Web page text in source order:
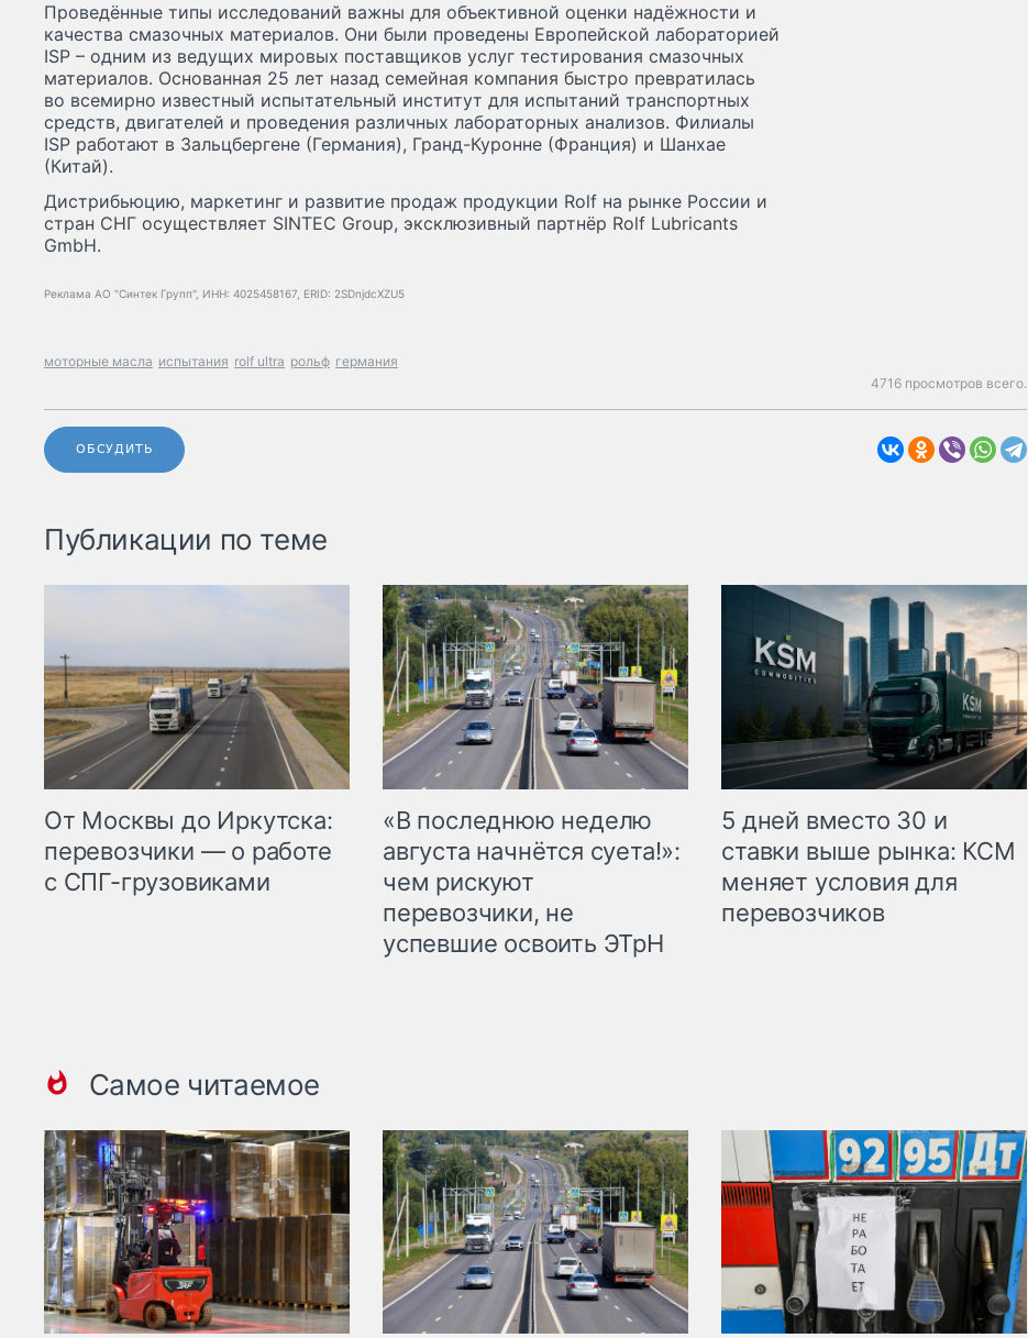
Проведённые типы исследований важны для объективной оценки надёжности и
качества смазочных материалов. Они были проведены Европейской лабораторией
ISP – одним из ведущих мировых поставщиков услуг тестирования смазочных
материалов. Основанная 25 лет назад семейная компания быстро превратилась
во всемирно известный испытательный институт для испытаний транспортных
средств, двигателей и проведения различных лабораторных анализов. Филиалы
ISP работают в Зальцбергене (Германия), Гранд-Куронне (Франция) и Шанхае
(Китай).
Дистрибьюцию, маркетинг и развитие продаж продукции Rolf на рынке России и
стран СНГ осуществляет SINTEC Group, эксклюзивный партнёр Rolf Lubricants
GmbH.
Реклама АО "Синтек Групп", ИНН: 4025458167, ERID: 2SDnjdcXZU5
моторные масла испытания rolf ultra рольф германия
4716 просмотров всего.
ОБСУДИТЬ
Публикации по теме
От Москвы до Иркутска:
перевозчики — о работе
с СПГ-грузовиками
«В последнюю неделю
августа начнётся суета!»:
чем рискуют
перевозчики, не
успевшие освоить ЭТрН
5 дней вместо 30 и
ставки выше рынка: КСМ
меняет условия для
перевозчиков
Самое читаемое